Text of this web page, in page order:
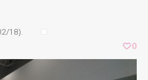
例
18).
0